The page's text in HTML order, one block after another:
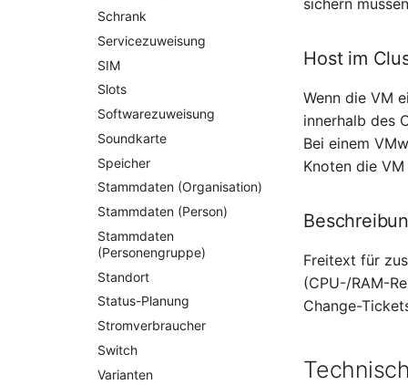
Schrank
Servicezuweisung
SIM
Slots
Softwarezuweisung
Soundkarte
Speicher
Stammdaten (Organisation)
Stammdaten (Person)
Stammdaten
(Personengruppe)
Standort
Status-Planung
Stromverbraucher
Switch
Varianten
sichern
Host im
Wenn die VM
innerhalb des
Bei einem
Knoten die
Freitext für
(CPU-/RAM-
Change-